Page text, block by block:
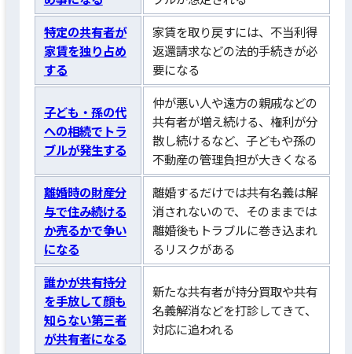
特定の共有者が
家賃を独り占め
する
家賃を取り戻すには、不当利得
返還請求などの法的手続きが必
要になる
子ども・孫の代
への相続でトラ
ブルが発生する
仲が悪い人や遠方の親戚などの
共有者が増え続ける、権利が分
散し続けるなど、子どもや孫の
不動産の管理負担が大きくなる
離婚時の財産分
与で住み続ける
か売るかで争い
になる
離婚するだけでは共有名義は解
消されないので、そのままでは
離婚後もトラブルに巻き込まれ
るリスクがある
誰かが共有持分
を手放して顔も
知らない第三者
が共有者になる
新たな共有者が持分買取や共有
名義解消などを打診してきて、
対応に追われる